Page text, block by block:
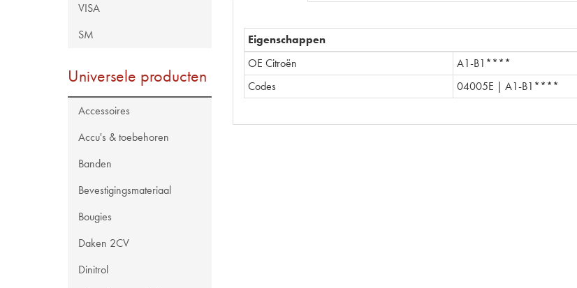
VISA
SM
Universele producten
Accessoires
Accu's & toebehoren
Banden
Bevestigingsmateriaal
Bougies
Daken 2CV
Dinitrol
Eigenschappen
OE Citroën
A1-B1****
Codes
04005E | A1-B1****